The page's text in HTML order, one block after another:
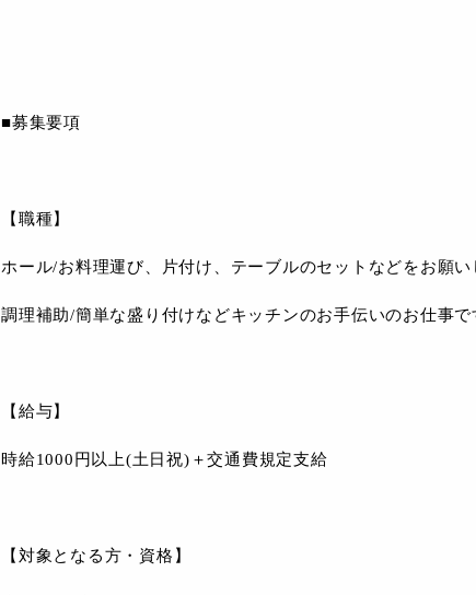
■募集要項
【職種】
ホール/お料理運び、片付け、テーブルのセットなどをお願い
調理補助/簡単な盛り付けなどキッチンのお手伝いのお仕事で
【給与】
時給1000円以上(土日祝)＋交通費規定支給
【対象となる方・資格】